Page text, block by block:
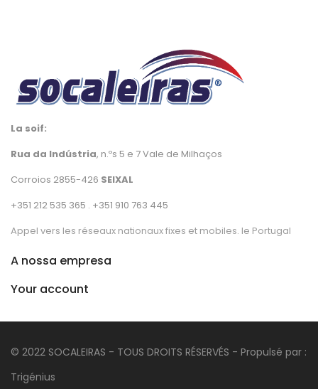
La soif:
Rua da Indústria, n.ºs 5 e 7 Vale de Milhaços
Corroios 2855-426 SEIXAL
+351 212 535 365 . +351 910 763 445
Appel vers les réseaux nationaux fixes et mobiles. le Portugal
A nossa empresa
Your account
© 2022 SOCALEIRAS - TOUS DROITS RÉSERVÉS - Propulsé par :
Trigénius